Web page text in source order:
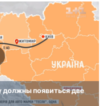
должны появиться две